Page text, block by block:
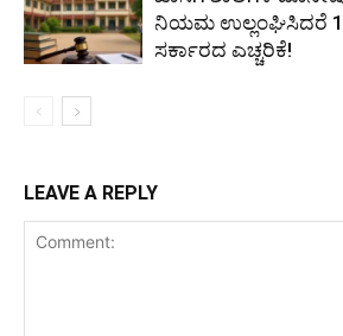
ನಿಯಮ ಉಲ್ಲಂಘಿಸಿದರೆ
ಸರ್ಕಾರದ ಎಚ್ಚರಿಕೆ!
LEAVE A REPLY